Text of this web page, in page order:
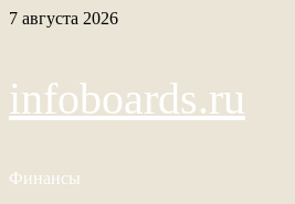
Перейти
7 августа 2026
infoboards.ru
Финансы